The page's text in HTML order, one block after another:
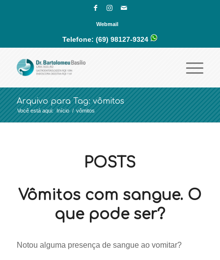
Webmail
Telefone: (69) 98127-9324
Arquivo para Tag: vômitos
Você está aqui: Início / vômitos
POSTS
Vômitos com sangue. O
que pode ser?
Notou alguma presença de sangue ao vomitar?